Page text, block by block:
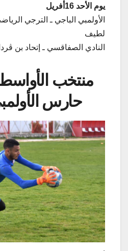
يوم الأحد 16أفريل
الأولمبي الباجي ـ الترجي
لطيف
النادي الصفاقسي ـ إتحاد بن
منتخب
حارس